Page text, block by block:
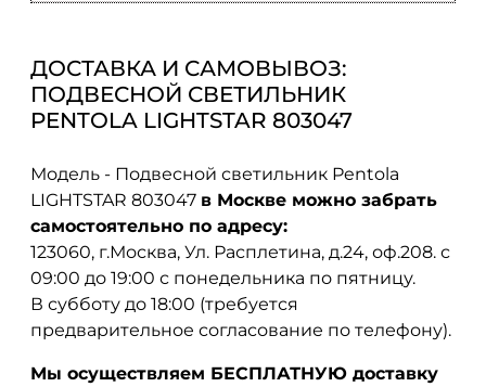
ДОСТАВКА И САМОВЫВОЗ:
ПОДВЕСНОЙ СВЕТИЛЬНИК
PENTOLA LIGHTSTAR 803047
Модель - Подвесной светильник Pentola
LIGHTSTAR 803047 в Москве можно забрать
самостоятельно по адресу:
123060, г.Москва, Ул. Расплетина, д.24, оф.208. с
09:00 до 19:00 с понедельника по пятницу.
В субботу до 18:00 (требуется
предварительное согласование по телефону).
Мы осуществляем БЕСПЛАТНУЮ доставку